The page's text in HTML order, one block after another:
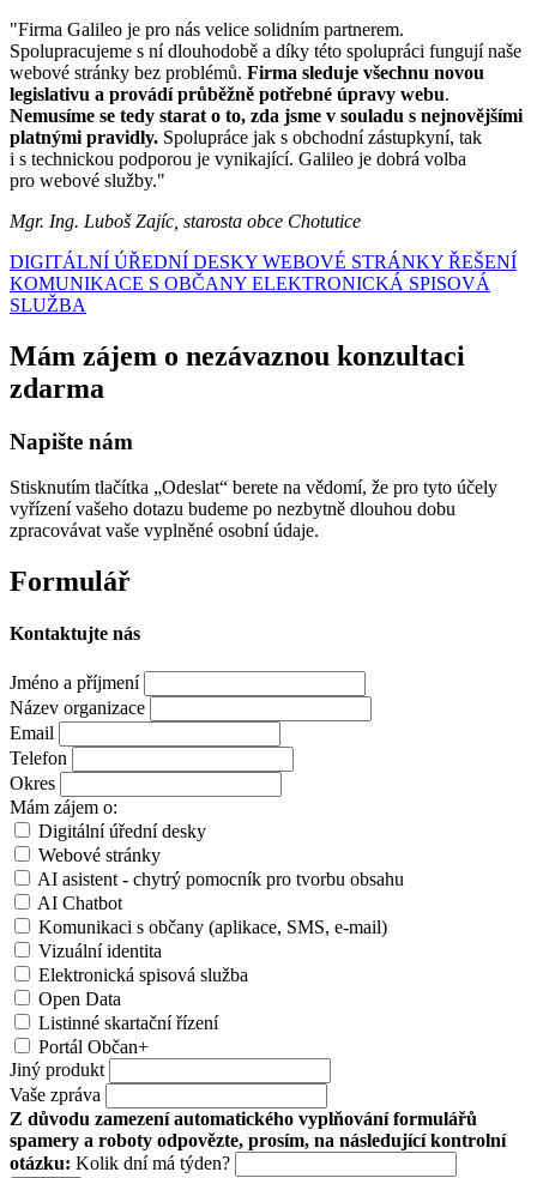
"Firma Galileo je pro nás velice solidním partnerem.
Spolupracujeme s ní dlouhodobě a díky této spolupráci fungují naše
webové stránky bez problémů. Firma sleduje všechnu novou
legislativu a provádí průběžně potřebné úpravy webu.
Nemusíme se tedy starat o to, zda jsme v souladu s nejnovějšími
platnými pravidly. Spolupráce jak s obchodní zástupkyní, tak
i s technickou podporou je vynikající. Galileo je dobrá volba
pro webové služby."
Mgr. Ing. Luboš Zajíc, starosta obce Chotutice
DIGITÁLNÍ ÚŘEDNÍ DESKY WEBOVÉ STRÁNKY ŘEŠENÍ
KOMUNIKACE S OBČANY ELEKTRONICKÁ SPISOVÁ
SLUŽBA
Mám zájem o nezávaznou konzultaci
zdarma
Napište nám
Stisknutím tlačítka „Odeslat“ berete na vědomí, že pro tyto účely
vyřízení vašeho dotazu budeme po nezbytně dlouhou dobu
zpracovávat vaše vyplněné osobní údaje.
Formulář
Kontaktujte nás
Jméno a příjmení
Název organizace
Email
Telefon
Okres
Mám zájem o:
Digitální úřední desky
Webové stránky
AI asistent - chytrý pomocník pro tvorbu obsahu
AI Chatbot
Komunikaci s občany (aplikace, SMS, e-mail)
Vizuální identita
Elektronická spisová služba
Open Data
Listinné skartační řízení
Portál Občan+
Jiný produkt
Vaše zpráva
Z důvodu zamezení automatického vyplňování formulářů
spamery a roboty odpovězte, prosím, na následující kontrolní
otázku: Kolik dní má týden?